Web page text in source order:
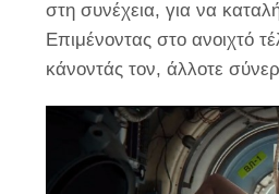
στη συνέχεια, για να
Επιμένοντας στο ανοιχτό
κάνοντάς τον, άλλοτε